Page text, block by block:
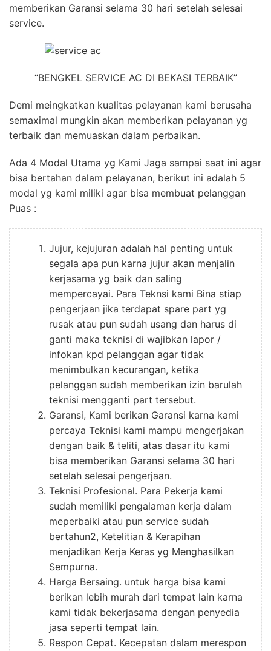
memberikan Garansi selama 30 hari setelah selesai
service.
“BENGKEL SERVICE AC DI BEKASI TERBAIK”
Demi meingkatkan kualitas pelayanan kami berusaha
semaximal mungkin akan memberikan pelayanan yg
terbaik dan memuaskan dalam perbaikan.
Ada 4 Modal Utama yg Kami Jaga sampai saat ini agar
bisa bertahan dalam pelayanan, berikut ini adalah 5
modal yg kami miliki agar bisa membuat pelanggan
Puas :
Jujur, kejujuran adalah hal penting untuk
segala apa pun karna jujur akan menjalin
kerjasama yg baik dan saling
mempercayai. Para Teknsi kami Bina stiap
pengerjaan jika terdapat spare part yg
rusak atau pun sudah usang dan harus di
ganti maka teknisi di wajibkan lapor /
infokan kpd pelanggan agar tidak
menimbulkan kecurangan, ketika
pelanggan sudah memberikan izin barulah
teknisi mengganti part tersebut.
Garansi, Kami berikan Garansi karna kami
percaya Teknisi kami mampu mengerjakan
dengan baik & teliti, atas dasar itu kami
bisa memberikan Garansi selama 30 hari
setelah selesai pengerjaan.
Teknisi Profesional. Para Pekerja kami
sudah memiliki pengalaman kerja dalam
meperbaiki atau pun service sudah
bertahun2, Ketelitian & Kerapihan
menjadikan Kerja Keras yg Menghasilkan
Sempurna.
Harga Bersaing. untuk harga bisa kami
berikan lebih murah dari tempat lain karna
kami tidak bekerjasama dengan penyedia
jasa seperti tempat lain.
Respon Cepat. Kecepatan dalam merespon